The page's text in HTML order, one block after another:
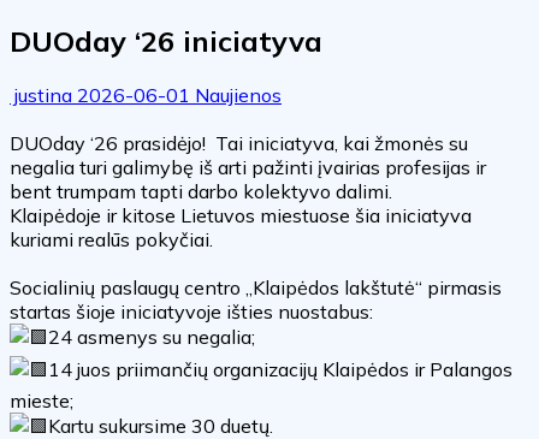
DUOday ‘26 iniciatyva
justina 2026-06-01 Naujienos
DUOday ‘26 prasidėjo! Tai iniciatyva, kai žmonės su
negalia turi galimybę iš arti pažinti įvairias profesijas ir
bent trumpam tapti darbo kolektyvo dalimi.
Klaipėdoje ir kitose Lietuvos miestuose šia iniciatyva
kuriami realūs pokyčiai.
Socialinių paslaugų centro „Klaipėdos lakštutė“ pirmasis
startas šioje iniciatyvoje išties nuostabus:
24 asmenys su negalia;
14 juos priimančių organizacijų Klaipėdos ir Palangos
mieste;
Kartu sukursime 30 duetų.